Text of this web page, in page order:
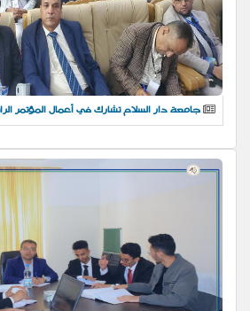
جامعة دار السلام تشارك في أعمال المؤتمر